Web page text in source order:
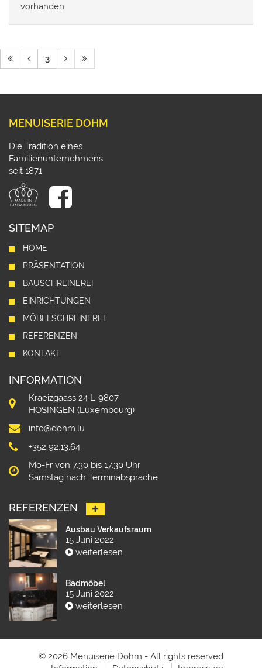
vorhanden.
3
MENUISERIE DOHM
Die Tradition eines
Familienunternehmens
seit 1871
SITEMAP
HOME
PRÄSENTATION
BAUSCHREINEREI
EINRICHTUNGEN
MÖBELSCHREINEREI
REFERENZEN
KONTAKT
INFORMATION
Kraeizgaass 24 L-9807
HOSINGEN (Luxembourg)
info@dohm.lu
+352 92.13.64
Mo-Fr von 7.30 bis 17.30 Uhr
Samstag nach Terminabsprache
REFERENZEN
Ausbau Verkaufsraum
15 Juni 2022
weiterlesen
Badmöbel
15 Juni 2022
weiterlesen
© 2026 Menuiserie Dohm - All rights reserved